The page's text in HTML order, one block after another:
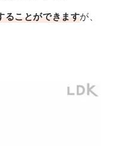
ることができますが、